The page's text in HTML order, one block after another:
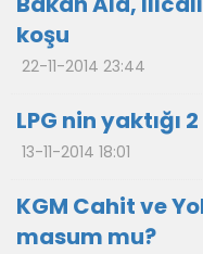
koşu
22-11-2014 23:44
LPG nin yaktığı
13-11-2014 18:01
KGM Cahit ve
masum mu?